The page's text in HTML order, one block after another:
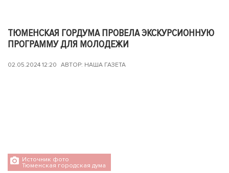
ТЮМЕНСКАЯ ГОРДУМА ПРОВЕЛА ЭКСКУРСИОННУЮ
ПРОГРАММУ ДЛЯ МОЛОДЕЖИ
02.05.2024 12:20 АВТОР: НАША ГАЗЕТА
Источник фото
Тюменская городская дума